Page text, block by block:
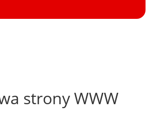
strony WWW